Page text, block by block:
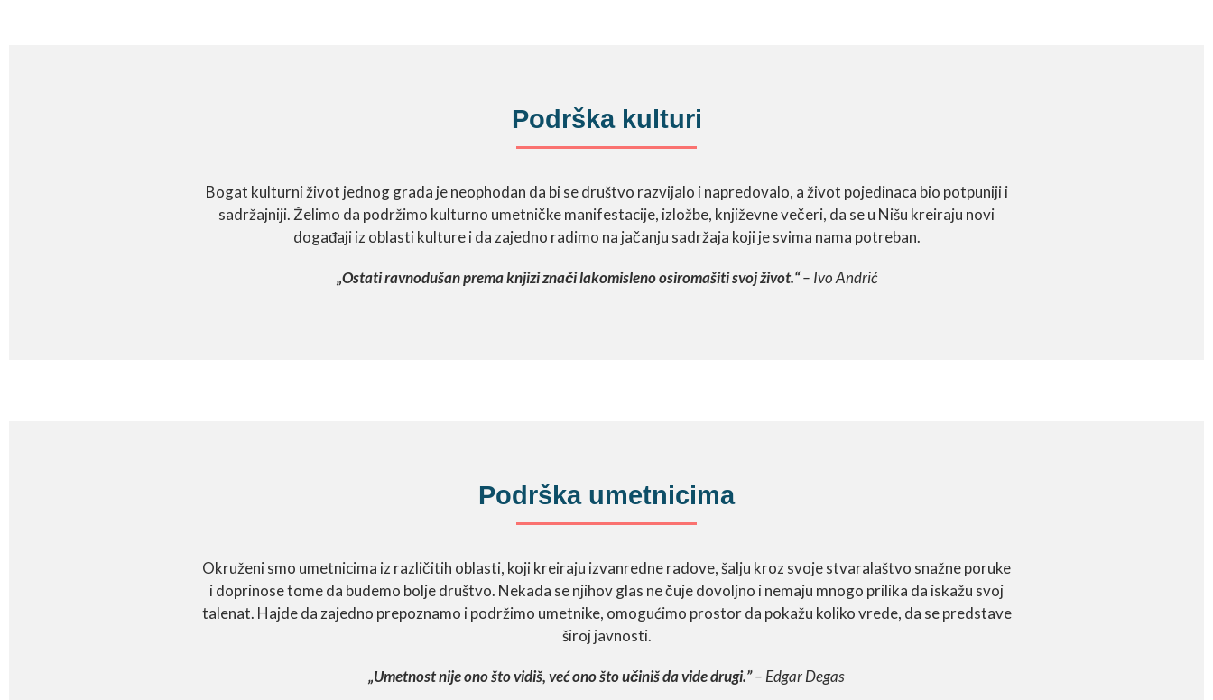
Podrška kulturi
Bogat kulturni život jednog grada je neophodan da bi se društvo razvijalo i napredovalo, a život pojedinaca bio potpuniji i
sadržajniji. Želimo da podržimo kulturno umetničke manifestacije, izložbe, književne večeri, da se u Nišu kreiraju novi
događaji iz oblasti kulture i da zajedno radimo na jačanju sadržaja koji je svima nama potreban.
„Ostati ravnodušan prema knjizi znači lakomisleno osiromašiti svoj život.“– Ivo Andrić
Podrška umetnicima
Okruženi smo umetnicima iz različitih oblasti, koji kreiraju izvanredne radove, šalju kroz svoje stvaralaštvo snažne poruke
i doprinose tome da budemo bolje društvo. Nekada se njihov glas ne čuje dovoljno i nemaju mnogo prilika da iskažu svoj
talenat. Hajde da zajedno prepoznamo i podržimo umetnike, omogućimo prostor da pokažu koliko vrede, da se predstave
široj javnosti.
„Umetnost nije ono što vidiš, već ono što učiniš da vide drugi.”– Edgar Degas